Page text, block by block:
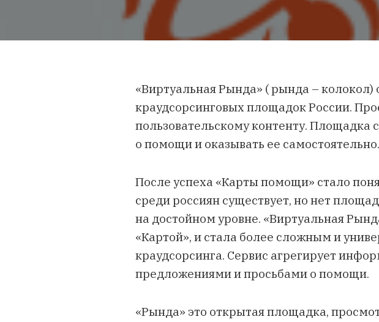
«Виртуальная Рында» ( рында –
краудсорсинговых площадок России.
пользовательскому контенту. Площадка
о помощи и оказывать ее самостоятельно.
После успеха «Карты помощи» стало
среди россиян существует, но нет
на достойном уровне. «Виртуальная
«Картой», и стала более сложным и
краудсорсинга. Сервис агрегирует
предложениями и просьбами о помощи.
«Рында» это открытая площадка,